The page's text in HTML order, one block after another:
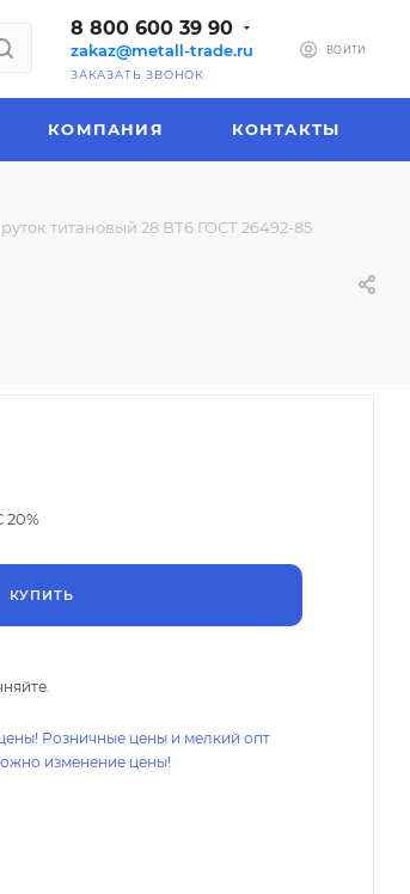
8 800 600 39 90
zakaz@metall-trade.ru
ЗАКАЗАТЬ ЗВОНОК
ВОЙТИ
КОМПАНИЯ КОНТАКТЫ
титановый 28 ВТ6 ГОСТ 26492-85
20%
КУПИТЬ
Розничные цены и мелкий опт
изменение цены!